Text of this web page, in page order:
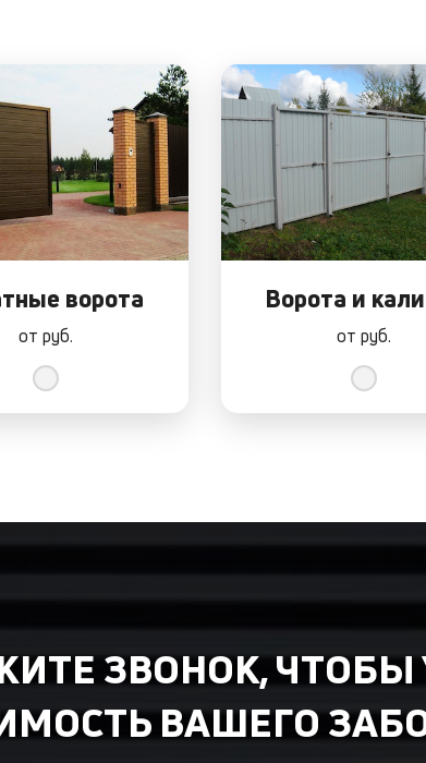
ворота
от руб.
Ворота и
отруб.
ЗВОНОК, ЧТОБЫ
ВАШЕГО